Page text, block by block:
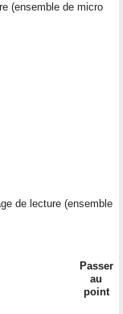
(ensemble de micro
de lecture (ensemble
Passer
au
point